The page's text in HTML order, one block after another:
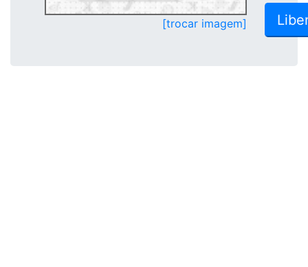
[trocar imagem]